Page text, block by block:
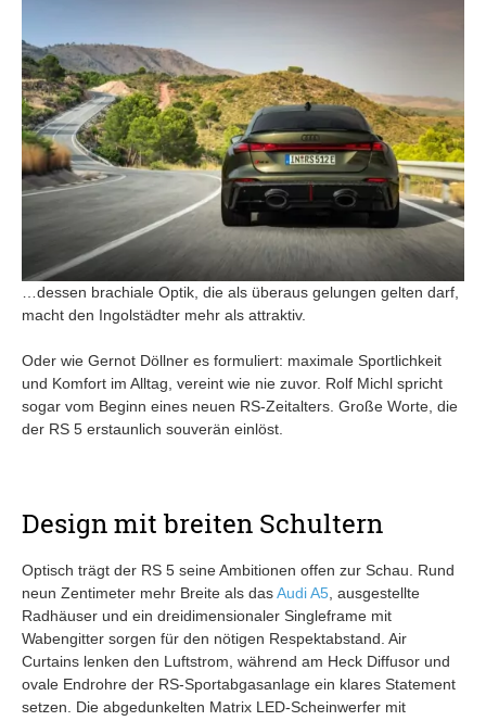
…dessen brachiale Optik, die als überaus gelungen gelten darf,
macht den Ingolstädter mehr als attraktiv.
Oder wie Gernot Döllner es formuliert: maximale Sportlichkeit
und Komfort im Alltag, vereint wie nie zuvor. Rolf Michl spricht
sogar vom Beginn eines neuen RS-Zeitalters. Große Worte, die
der RS 5 erstaunlich souverän einlöst.
Design mit breiten Schultern
Optisch trägt der RS 5 seine Ambitionen offen zur Schau. Rund
neun Zentimeter mehr Breite als dasAudi A5 , ausgestellte
Radhäuser und ein dreidimensionaler Singleframe mit
Wabengitter sorgen für den nötigen Respektabstand. Air
Curtains lenken den Luftstrom, während am Heck Diffusor und
ovale Endrohre der RS-Sportabgasanlage ein klares Statement
setzen. Die abgedunkelten Matrix LED-Scheinwerfer mit